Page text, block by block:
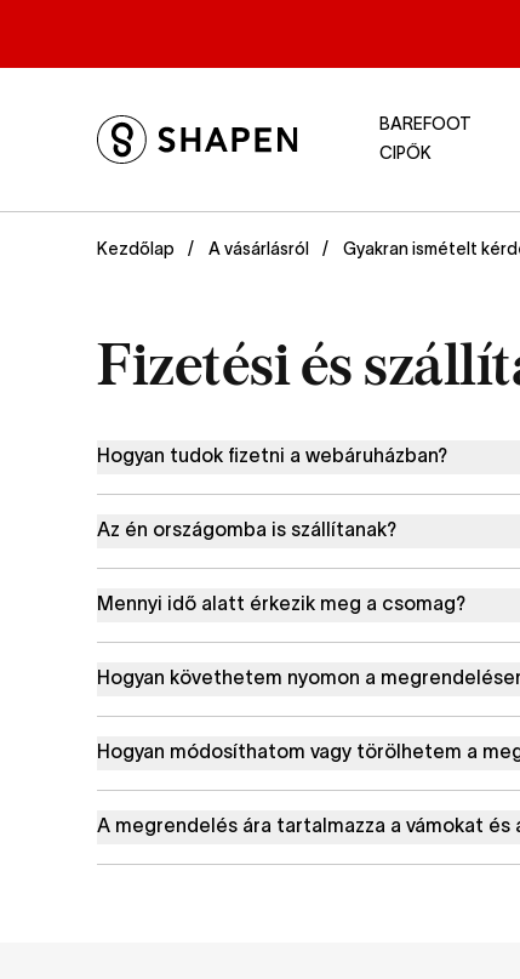
BAREFOOT
CIPŐK
Kezdőlap A vásárlásról Gyakran ismételt
Fizetési és
Hogyan tudok fizetni a webáruházban?
Az én országomba is szállítanak?
Mennyi idő alatt érkezik meg a csomag?
Hogyan követhetem nyomon a
Hogyan módosíthatom vagy törölhetem a
A megrendelés ára tartalmazza a vámokat és